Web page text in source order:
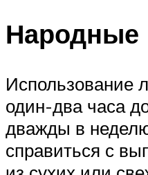
Народные
Использование
один-два часа
дважды в
справиться с